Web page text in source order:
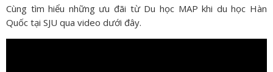
Cùng tìm hiểu những ưu đãi từ Du học MAP khi du học Hàn
Quốc tại SJU qua video dưới đây.